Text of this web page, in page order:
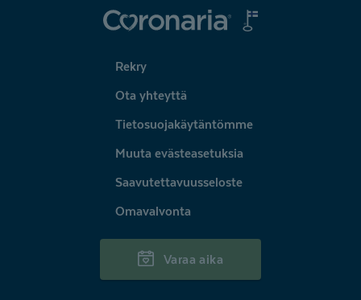
Coronaria
Rekry
Ota yhteyttä
Tietosuojakäytäntömme
Muuta evästeasetuksia
Saavutettavuusseloste
Omavalvonta
Varaa aika